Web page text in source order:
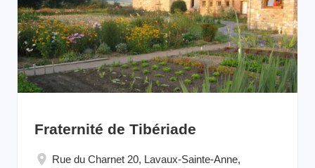
Fraternité de Tibériade
Rue du Charnet 20, Lavaux-Sainte-Anne,